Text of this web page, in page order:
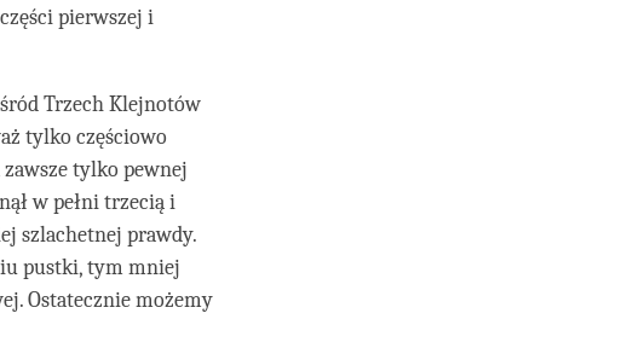
pierwszej i
Trzech Klejnotów
tylko częściowo
tylko pewnej
w pełni trzecią i
szlachetnej prawdy.
pustki, tym mniej
Ostatecznie możemy